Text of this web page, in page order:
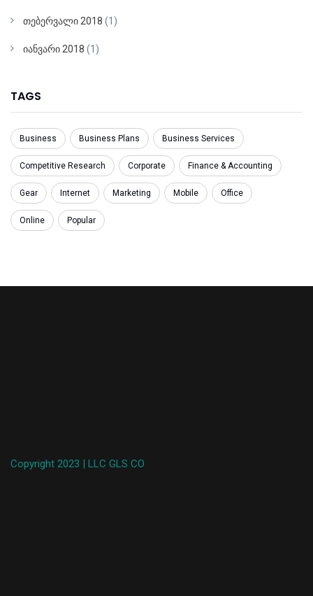
თებერვალი 2018 (1)
იანვარი 2018 (1)
TAGS
Business Business Plans Business Services
Competitive Research Corporate Finance & Accounting
Gear Internet Marketing Mobile Office
Online Popular
Copyright 2023 | LLC GLS CO